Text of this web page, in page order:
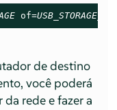
of=
de destino
você poderá
rede e fazer a